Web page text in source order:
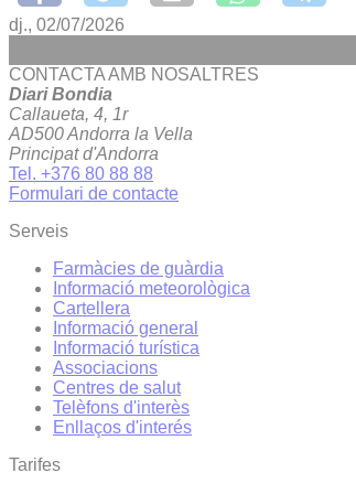
dj., 02/07/2026
CONTACTA AMB NOSALTRES
Diari Bondia
Callaueta, 4, 1r
AD500 Andorra la Vella
Principat d'Andorra
Tel. +376 80 88 88
Formulari de contacte
Serveis
Farmàcies de guàrdia
Informació meteorològica
Cartellera
Informació general
Informació turística
Associacions
Centres de salut
Telèfons d'interès
Enllaços d'interés
Tarifes